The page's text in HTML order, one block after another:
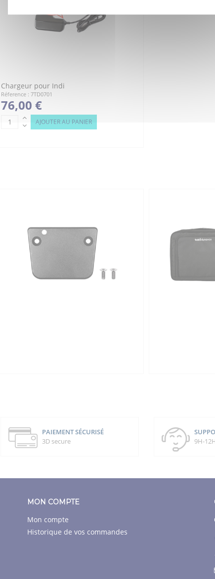
Chargeur pour Indi
Réference : 7TD0701
76,00 €
AJOUTER AU PANIER
PAIEMENT SÉCURISÉ
3D secure
9H-
MON COMPTE
Mon compte
Historique de vos commandes